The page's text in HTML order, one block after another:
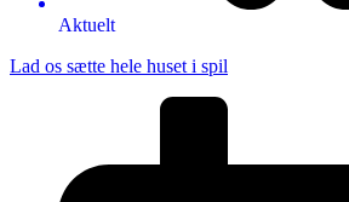
Aktuelt
Lad os sætte hele huset i spil